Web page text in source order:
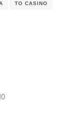
TO CASINO